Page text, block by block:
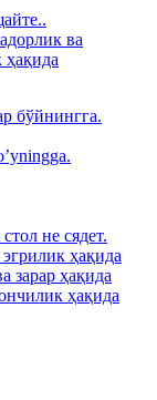
ва
бўйнингга.
не сядет.
ҳақида
зарар ҳақида
ҳақида